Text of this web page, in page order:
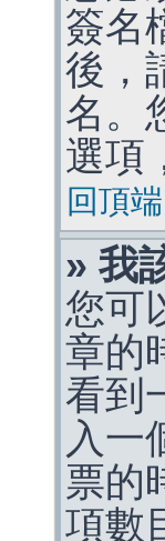
簽名
後，
名。
選項
回頂端
» 我
您可
章的
看到
入一
票的
項數